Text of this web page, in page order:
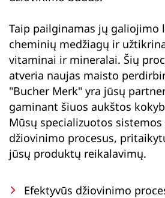
Taip pailginamas jų galiojimo
cheminių medžiagų ir
vitaminai ir mineralai. Šių
atveria naujas maisto
"Bucher Merk" yra jūsų
gaminant šiuos aukštos
Mūsų specializuotos
džiovinimo procesus,
jūsų produktų reikalavimų.
Efektyvūs džiovinimo